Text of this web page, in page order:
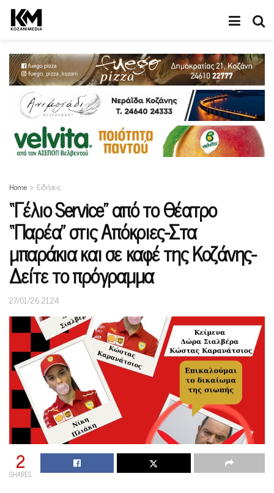
Home Ειδήσεις
“Γέλιο Service” από το Θέατρο
“Παρέα” στις Απόκριες-Στα
μπαράκια και σε καφέ της Κοζάνης-
Δείτε το πρόγραμμα
27/01/26 21:24
2
SHARES